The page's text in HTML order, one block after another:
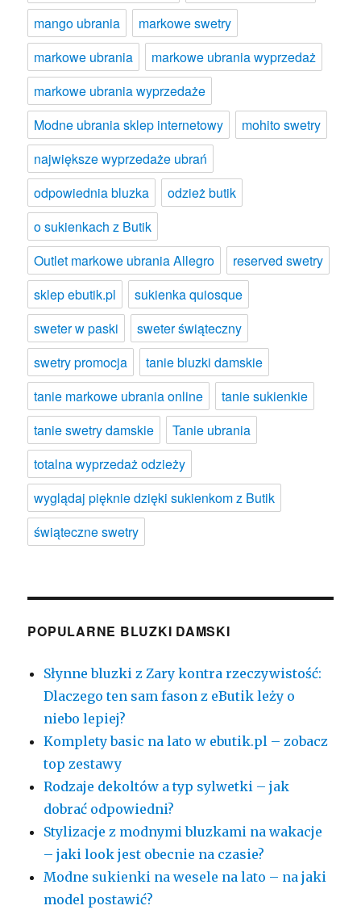
mango ubrania
markowe swetry
markowe ubrania
markowe ubrania wyprzedaż
markowe ubrania wyprzedaże
Modne ubrania sklep internetowy
mohito swetry
największe wyprzedaże ubrań
odpowiednia bluzka
odzież butik
o sukienkach z Butik
Outlet markowe ubrania Allegro
reserved swetry
sklep ebutik.pl
sukienka quiosque
sweter w paski
sweter świąteczny
swetry promocja
tanie bluzki damskie
tanie markowe ubrania online
tanie sukienkie
tanie swetry damskie
Tanie ubrania
totalna wyprzedaż odzieży
wyglądaj pięknie dzięki sukienkom z Butik
świąteczne swetry
POPULARNE BLUZKI DAMSKI
Słynne bluzki z Zary kontra rzeczywistość:
Dlaczego ten sam fason z eButik leży o
niebo lepiej?
Komplety basic na lato w ebutik.pl – zobacz
top zestawy
Rodzaje dekoltów a typ sylwetki – jak
dobrać odpowiedni?
Stylizacje z modnymi bluzkami na wakacje
– jaki look jest obecnie na czasie?
Modne sukienki na wesele na lato – na jaki
model postawić?